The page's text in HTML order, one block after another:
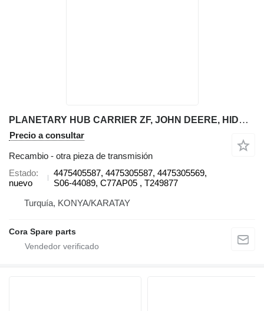
PLANETARY HUB CARRIER ZF, JOHN DEERE, HIDROMEK, CUKUROVA 4475405587, 4475305587, 4475305569, S06-44089, C77AP05 , T249877 ZF 4475405587 para John Deere retroexcavadora
Precio a consultar
Recambio - otra pieza de transmisión
Estado
nuevo
4475405587, 4475305587, 4475305569,
S06-44089, C77AP05 , T249877
Turquía, KONYA/KARATAY
Cora Spare parts